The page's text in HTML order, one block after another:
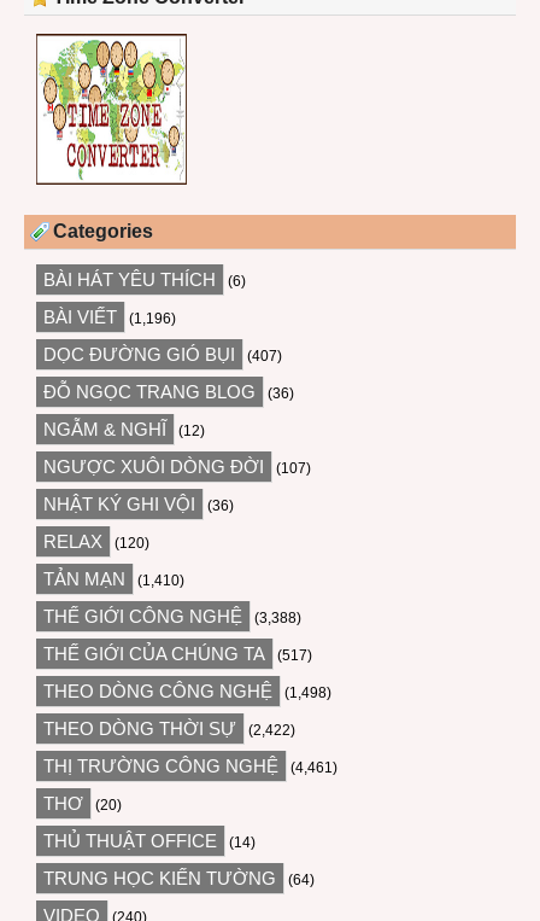
Categories
BÀI HÁT YÊU THÍCH (6)
BÀI VIẾT (1,196)
DỌC ĐƯỜNG GIÓ BỤI (407)
ĐỖ NGỌC TRANG BLOG (36)
NGẪM & NGHĨ (12)
NGƯỢC XUÔI DÒNG ĐỜI (107)
NHẬT KÝ GHI VỘI (36)
RELAX (120)
TẢN MẠN (1,410)
THẾ GIỚI CÔNG NGHỆ (3,388)
THẾ GIỚI CỦA CHÚNG TA (517)
THEO DÒNG CÔNG NGHỆ (1,498)
THEO DÒNG THỜI SỰ (2,422)
THỊ TRƯỜNG CÔNG NGHỆ (4,461)
THƠ (20)
THỦ THUẬT OFFICE (14)
TRUNG HỌC KIẾN TƯỜNG (64)
VIDEO (240)